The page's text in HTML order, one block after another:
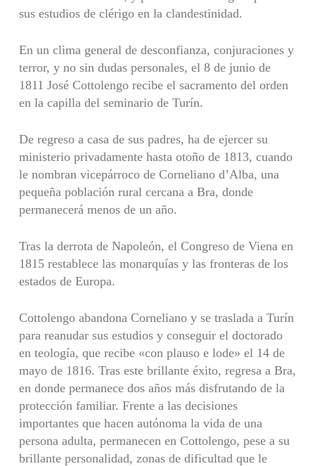
sus estudios de clérigo en la clandestinidad.
En un clima general de desconfianza, conjuraciones y
terror, y no sin dudas personales, el 8 de junio de
1811 José Cottolengo recibe el sacramento del orden
en la capilla del seminario de Turín.
De regreso a casa de sus padres, ha de ejercer su
ministerio privadamente hasta otoño de 1813, cuando
le nombran vicepárroco de Corneliano d’Alba, una
pequeña pobla­ción rural cercana a Bra, donde
permanecerá menos de un año.
Tras la derrota de Napoleón, el Congreso de Viena en
1815 restablece las monarquías y las fronteras de los
estados de Europa.
Cottolengo abandona Corneliano y se traslada a Turín
para reanudar sus estudios y conseguir el doctorado
en teología, que recibe «con plauso e lode» el 14 de
mayo de 1816. Tras este brillante éxito, regresa a Bra,
en donde permanece dos años más disfrutando de la
protección familiar. Frente a las decisiones
importantes que hacen autónoma la vida de una
persona adulta, permanecen en Cottolengo, pese a su
brillante personalidad, zonas de dificultad que le